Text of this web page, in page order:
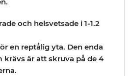
och helsvetsade i 1-1.2
en reptålig yta. Den enda
krävs är att skruva på de 4